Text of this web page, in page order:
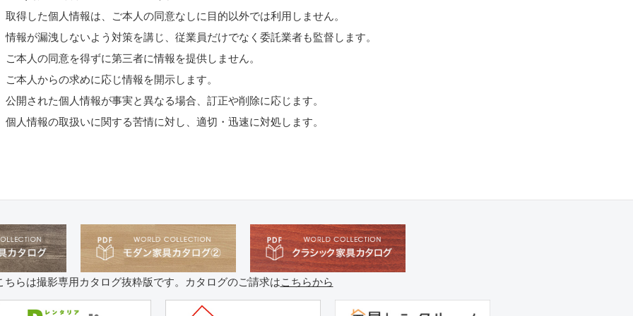
取得した個人情報は、ご本人の同意なしに目的以外では利用しません。
情報が漏洩しないよう対策を講じ、従業員だけでなく委託業者も監督します。
ご本人の同意を得ずに第三者に情報を提供しません。
ご本人からの求めに応じ情報を開示します。
公開された個人情報が事実と異なる場合、訂正や削除に応じます。
個人情報の取扱いに関する苦情に対し、適切・迅速に対処します。
らは撮影専用カタログ抜粋版です。カタログのご請求はこちらから